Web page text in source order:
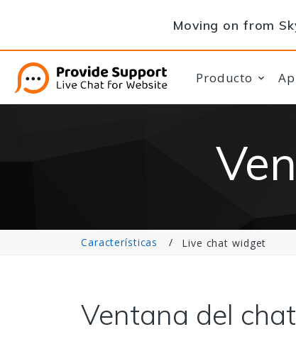
Moving on from
Producto
Características Live chat widget
Ventana del